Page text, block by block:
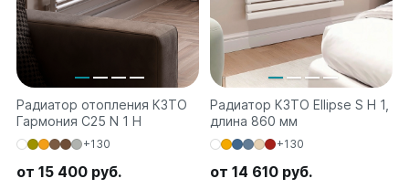
Радиатор отопления КЗТО
Гармония C25 N 1 H
+130
от 15 400 руб.
Радиатор КЗТО Ellipse S H 1,
длина 860 мм
+130
от 14 610 руб.